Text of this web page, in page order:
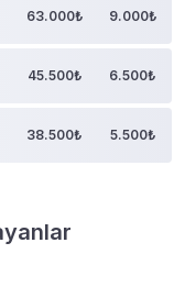
63.000₺ 9.000₺
45.500₺ 6.500₺
38.500₺ 5.500₺